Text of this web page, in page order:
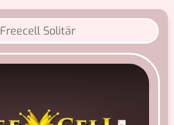
Freecell Solitär